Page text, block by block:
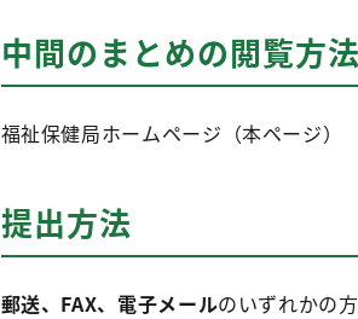
中間のまとめの閲覧方法
福祉保健局ホームページ（本ページ）
提出方法
郵送、FAX、電子メールのいずれかの